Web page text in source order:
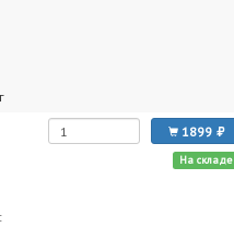
1899
На складе